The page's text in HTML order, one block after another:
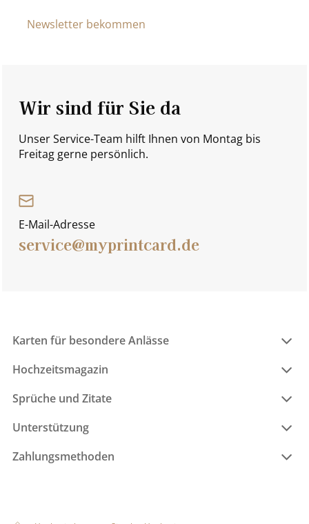
Newsletter bekommen
Wir sind für Sie da
Unser Service-Team hilft Ihnen von Montag bis
Freitag gerne persönlich.
E-Mail-Adresse
service@myprintcard.de
Karten für besondere Anlässe
Hochzeitsmagazin
Sprüche und Zitate
Unterstützung
Zahlungsmethoden